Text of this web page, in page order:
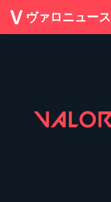
ヴァロニュース